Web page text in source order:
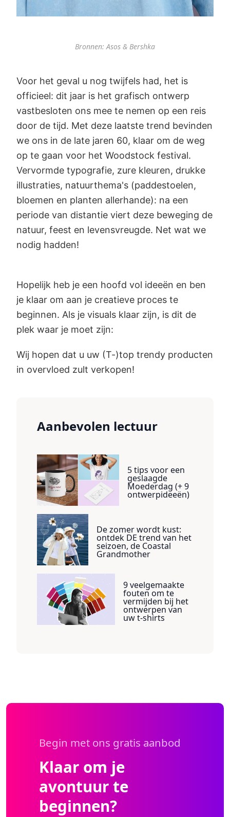
Bronnen: Asos & Bershka
Voor het geval u nog twijfels had, het is
officieel: dit jaar is het grafisch ontwerp
vastbesloten ons mee te nemen op een reis
door de tijd. Met deze laatste trend bevinden
we ons in de late jaren 60, klaar om de weg
op te gaan voor het Woodstock festival.
Vervormde typografie, zure kleuren, drukke
illustraties, natuurthema's (paddestoelen,
bloemen en planten allerhande): na een
periode van distantie viert deze beweging de
natuur, feest en levensvreugde. Net wat we
nodig hadden!
Hopelijk heb je een hoofd vol ideeën en ben
je klaar om aan je creatieve proces te
beginnen. Als je visuals klaar zijn, is dit de
plek waar je moet zijn:
Wij hopen dat u uw (T-)top trendy producten
in overvloed zult verkopen!
Aanbevolen lectuur
5 tips voor een
geslaagde
Moederdag (+ 9
ontwerpideeën)
De zomer wordt kust:
ontdek DE trend van het
seizoen, de Coastal
Grandmother
9 veelgemaakte
fouten om te
vermijden bij het
ontwerpen van
uw t-shirts
Begin met ons gratis aanbod
Klaar om je
avontuur te
beginnen?